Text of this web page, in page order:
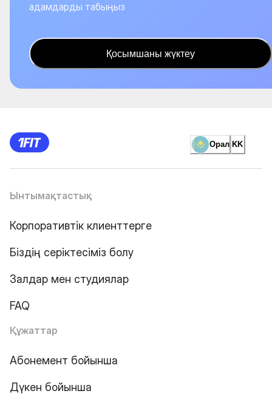
адамдарды табыңыз
Қосымшаны жүктеу
Орал KK
Ынтымақтастық
Корпоративтік клиенттерге
Біздің серіктесіміз болу
Залдар мен студиялар
FAQ
Құжаттар
Абонемент бойынша
Дүкен бойынша